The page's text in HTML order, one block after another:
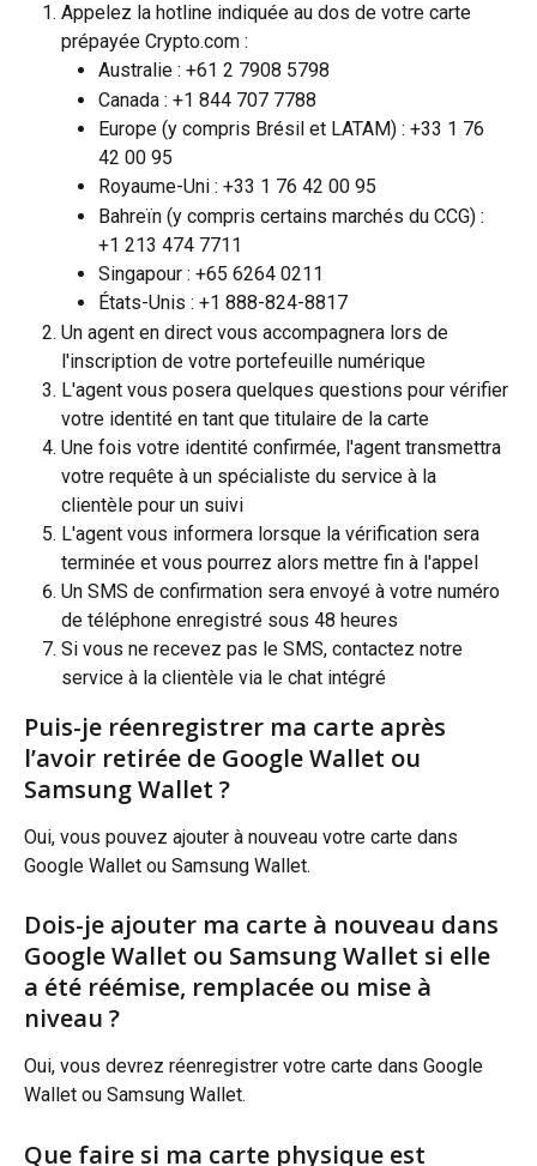
Appelez la hotline indiquée au dos de votre carte
prépayée Crypto.com :
Australie : +61 2 7908 5798
Canada : +1 844 707 7788
Europe (y compris Brésil et LATAM) : +33 1 76
42 00 95
Royaume-Uni : +33 1 76 42 00 95
Bahreïn (y compris certains marchés du CCG) :
+1 213 474 7711
Singapour : +65 6264 0211
États-Unis : +1 888-824-8817
Un agent en direct vous accompagnera lors de
l'inscription de votre portefeuille numérique
L'agent vous posera quelques questions pour vérifier
votre identité en tant que titulaire de la carte
Une fois votre identité confirmée, l'agent transmettra
votre requête à un spécialiste du service à la
clientèle pour un suivi
L'agent vous informera lorsque la vérification sera
terminée et vous pourrez alors mettre fin à l'appel
Un SMS de confirmation sera envoyé à votre numéro
de téléphone enregistré sous 48 heures
Si vous ne recevez pas le SMS, contactez notre
service à la clientèle via le chat intégré
Puis-je réenregistrer ma carte après
l’avoir retirée de Google Wallet ou
Samsung Wallet ?
Oui, vous pouvez ajouter à nouveau votre carte dans
Google Wallet ou Samsung Wallet.
Dois-je ajouter ma carte à nouveau dans
Google Wallet ou Samsung Wallet si elle
a été réémise, remplacée ou mise à
niveau ?
Oui, vous devrez réenregistrer votre carte dans Google
Wallet ou Samsung Wallet.
Que faire si ma carte physique est